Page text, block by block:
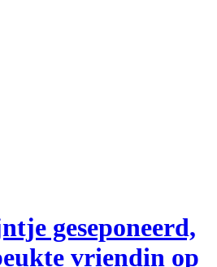
geseponeerd,
vriendin op